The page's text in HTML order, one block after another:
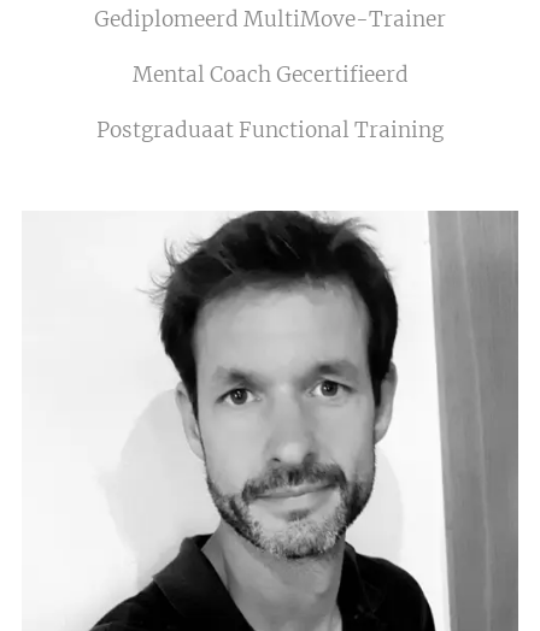
Gediplomeerd MultiMove-Trainer
Mental Coach Gecertifieerd
Postgraduaat Functional Training